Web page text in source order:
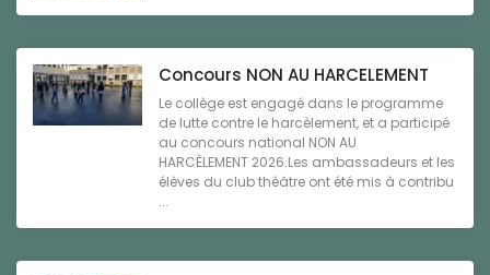
Concours NON AU HARCELEMENT
Le collège est engagé dans le programme
de lutte contre le harcèlement, et a participé
au concours national NON AU
HARCÈLEMENT 2026.Les ambassadeurs et les
élèves du club théâtre ont été mis à contribu
...